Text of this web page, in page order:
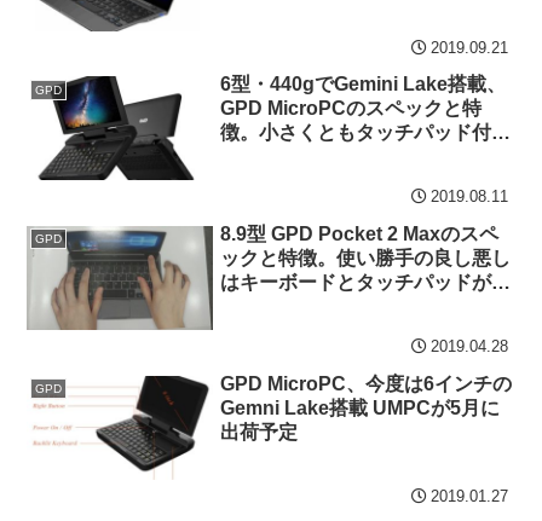
2019.09.21
GPD
6型・440gでGemini Lake搭載、
GPD MicroPCのスペックと特
徴。小さくともタッチパッド付で
2019.08.11
GPD
8.9型 GPD Pocket 2 Maxのスペ
ックと特徴。使い勝手の良し悪し
はキーボードとタッチパッドがポ
2019.04.28
GPD
GPD MicroPC、今度は6インチの
Gemni Lake搭載 UMPCが5月に
出荷予定
2019.01.27